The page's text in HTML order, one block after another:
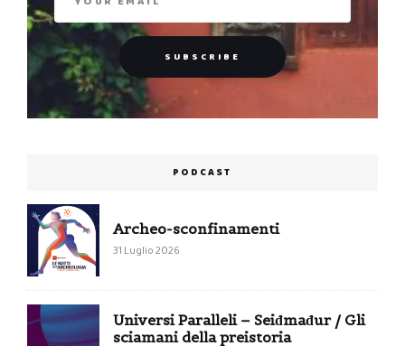
PODCAST
Archeo-sconfinamenti
31 Luglio 2026
Universi Paralleli – Seiđmađur / Gli
sciamani della preistoria